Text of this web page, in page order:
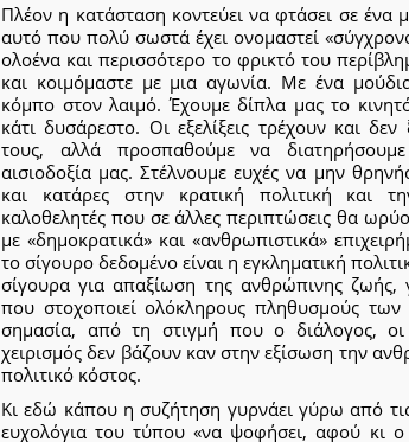
Πλέον η κατάσταση κοντεύει να φτάσει σε ένα
αυτό που πολύ σωστά έχει ονομαστεί
ολοένα και περισσότερο το φρικτό του
και κοιμόμαστε με μια αγωνία. Με ένα
κόμπο στον λαιμό. Έχουμε δίπλα μας το
κάτι δυσάρεστο. Οι εξελίξεις τρέχουν και
τους, αλλά προσπαθούμε να
αισιοδοξία μας. Στέλνουμε ευχές να μην
και κατάρες στην κρατική πολιτική και
καλοθελητές που σε άλλες περιπτώσεις θα
με «δημοκρατικά» και «ανθρωπιστικά»
το σίγουρο δεδομένο είναι η εγκληματική
σίγουρα για απαξίωση της ανθρώπινης ζωής,
που στοχοποιεί ολόκληρους πληθυσμούς
σημασία, από τη στιγμή που ο διάλογος, οι
χειρισμός δεν βάζουν καν στην εξίσωση την
πολιτικό κόστος.
Κι εδώ κάπου η συζήτηση γυρνάει γύρω από
ευχολόγια του τύπου «να ψοφήσει, αφού κι ο